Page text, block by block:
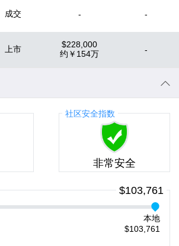
成交 - -
上市
$228,000
约 ￥154万 -
社区安全指数
非常安全
$103,761
本地
$103,761